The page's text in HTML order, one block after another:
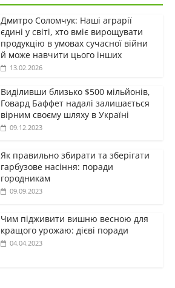
Дмитро Соломчук: Наші аграрії
єдині у світі, хто вміє вирощувати
продукцію в умовах сучасної війни
й може навчити цього інших
13.02.2026
Виділивши близько $500 мільйонів,
Говард Баффет надалі залишається
вірним своєму шляху в Україні
09.12.2023
Як правильно збирати та зберігати
гарбузове насіння: поради
городникам
09.09.2023
Чим підживити вишню весною для
кращого урожаю: дієві поради
04.04.2023